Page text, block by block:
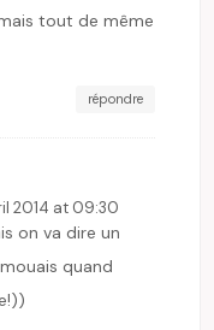
tout de même
répondre
2014 at 09:30
on va dire un
quand